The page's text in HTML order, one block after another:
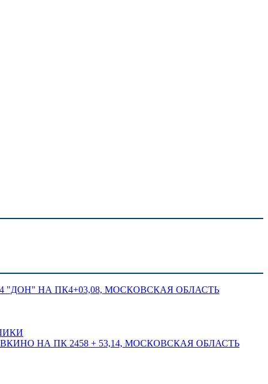
НА ПК4+03,08, МОСКОВСКАЯ ОБЛАСТЬ
НА ПК 2458 + 53,14, МОСКОВСКАЯ ОБЛАСТЬ